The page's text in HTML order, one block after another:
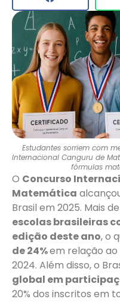
Estudantes sorriem com
Internacional Canguru de
fórmulas
O Concurso
Matemática
Brasil em 2025. Mais de
escolas brasileiras
edição deste ano, o
de 24%em relação
2024. Além disso, o
global em
20% dos inscritos em